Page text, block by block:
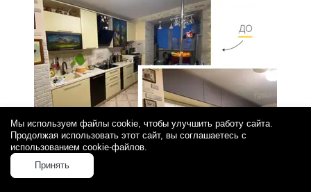
Мы используем файлы cookie, чтобы улучшить работу сайта.
Продолжая использовать этот сайт, вы соглашаетесь с
использованием cookie-файлов.
Принять